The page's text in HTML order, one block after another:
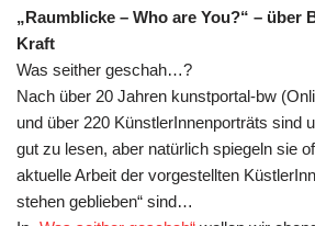
„Raumblicke – Who are You?“ – über
Kraft
Was seither geschah…?
Nach über 20 Jahren kunstportal-bw
und über 220 KünstlerInnenporträts sind
gut zu lesen, aber natürlich spiegeln sie
aktuelle Arbeit der vorgestellten
stehen geblieben“ sind…